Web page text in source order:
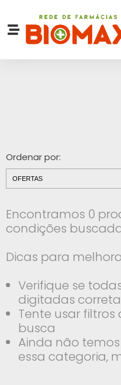
Ordenar por:
Encontramos 0
condições
Dicas para
Verifique se
digitadas
Tente usar filtros
busca
Ainda não
essa categoria,